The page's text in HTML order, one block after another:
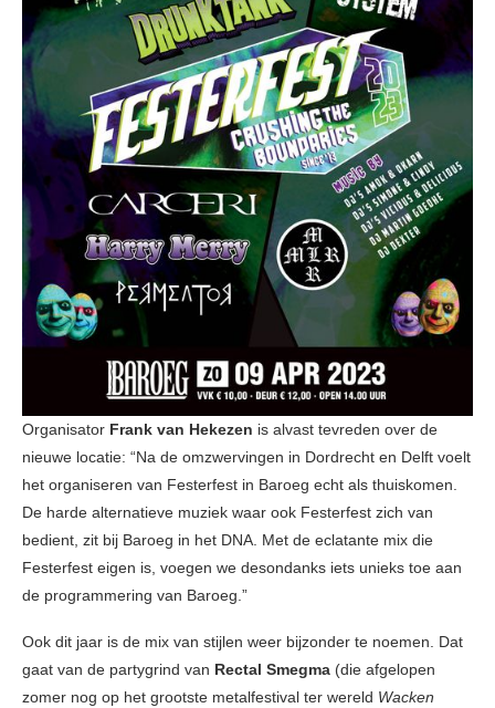
Organisator Frank van Hekezen is alvast tevreden over de
nieuwe locatie: “Na de omzwervingen in Dordrecht en Delft voelt
het organiseren van Festerfest in Baroeg echt als thuiskomen.
De harde alternatieve muziek waar ook Festerfest zich van
bedient, zit bij Baroeg in het DNA. Met de eclatante mix die
Festerfest eigen is, voegen we desondanks iets unieks toe aan
de programmering van Baroeg.”
Ook dit jaar is de mix van stijlen weer bijzonder te noemen. Dat
gaat van de partygrind van Rectal Smegma (die afgelopen
zomer nog op het grootste metalfestival ter wereld Wacken